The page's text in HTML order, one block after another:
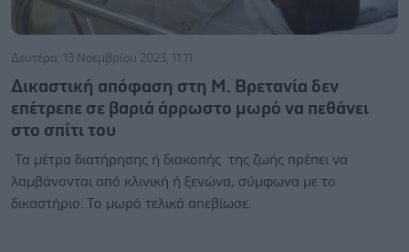
Δευτέρα, 13 Νοεμβρίου 2023, 11:11
Δικαστική απόφαση στη Μ. Βρετανία δεν
επέτρεπε σε βαριά άρρωστο μωρό να πεθάνει
στο σπίτι του
Τα μέτρα διατήρησης ή διακοπής της ζωής πρέπει να
λαμβάνονται από κλινική ή ξενώνα, σύμφωνα με το
δικαστήριο. Το μωρό τελικά απεβίωσε.